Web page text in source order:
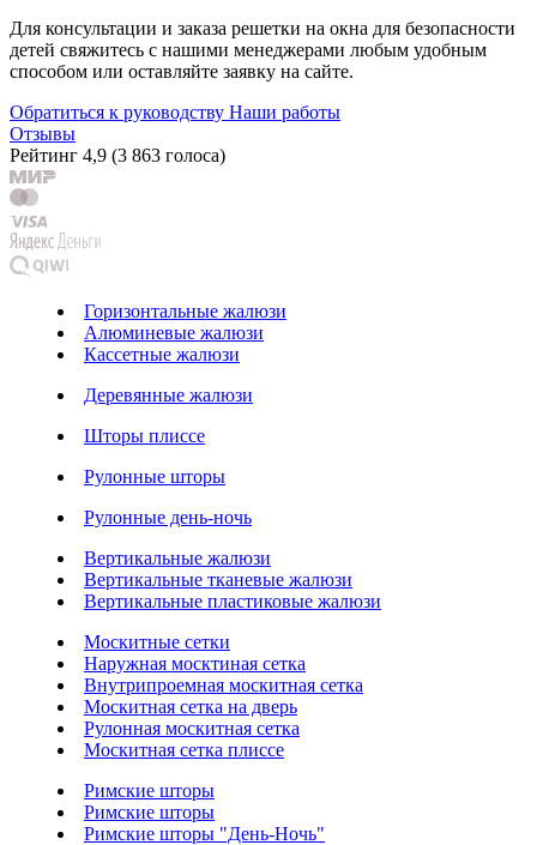
Для консультации и заказа решетки на окна для безопасности
детей свяжитесь с нашими менеджерами любым удобным
способом или оставляйте заявку на сайте.
Обратиться к руководству Наши работы
Отзывы
Рейтинг 4,9 (3 863 голоса)
Горизонтальные жалюзи
Алюминевые жалюзи
Кассетные жалюзи
Деревянные жалюзи
Шторы плиссе
Рулонные шторы
Рулонные день-ночь
Вертикальные жалюзи
Вертикальные тканевые жалюзи
Вертикальные пластиковые жалюзи
Москитные сетки
Наружная москтиная сетка
Внутрипроемная москитная сетка
Москитная сетка на дверь
Рулонная москитная сетка
Москитная сетка плиссе
Римские шторы
Римские шторы
Римские шторы "День-Ночь"